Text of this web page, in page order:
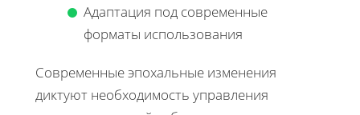
Адаптация под современные
форматы использования
Современные эпохальные изменения
диктуют необходимость управления